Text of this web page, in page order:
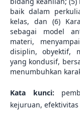
baik dalam
kelas, dan (6)
sebagai model
materi,
disiplin, obyektif,
yang kondusif,
menumbuhkan
Kata kunci:
kejuruan,